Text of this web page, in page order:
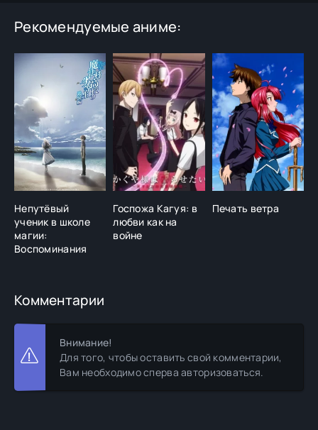
Рекомендуемые аниме:
Непутёвый
ученик в школе
магии:
Воспоминания
Госпожа Кагуя: в
любви как на
войне
Печать ветра
Комментарии
Внимание!
Для того, чтобы оставить свой комментарии,
Вам необходимо сперва авторизоваться.